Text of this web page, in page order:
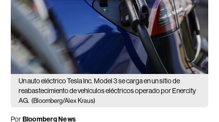
Un auto eléctrico Tesla Inc. Model 3 se carga en un sitio de
reabastecimiento de vehículos eléctricos operado por Enercity
AG. (Bloomberg/Alex Kraus)
PorBloomberg News